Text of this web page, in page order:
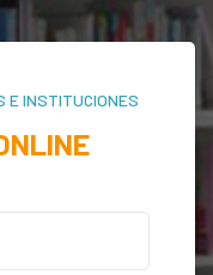
E INSTITUCIONES